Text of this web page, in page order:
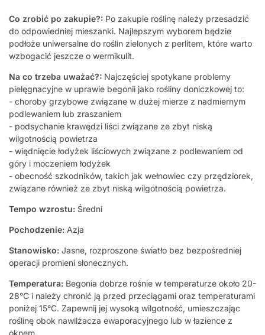
Co zrobić po zakupie?: Po zakupie roślinę należy przesadzić
do odpowiedniej mieszanki. Najlepszym wyborem będzie
podłoże uniwersalne do roślin zielonych z perlitem, które warto
wzbogacić jeszcze o wermikulit.
Na co trzeba uważać?: Najczęściej spotykane problemy
pielęgnacyjne w uprawie begonii jako rośliny doniczkowej to:
- choroby grzybowe związane w dużej mierze z nadmiernym
podlewaniem lub zraszaniem
- podsychanie krawędzi liści związane ze zbyt niską
wilgotnością powietrza
- więdnięcie łodyżek liściowych związane z podlewaniem od
góry i moczeniem łodyżek
- obecność szkodników, takich jak wełnowiec czy przędziorek,
związane również ze zbyt niską wilgotnością powietrza.
Tempo wzrostu: Średni
Pochodzenie: Azja
Stanowisko: Jasne, rozproszone światło bez bezpośredniej
operacji promieni słonecznych.
Temperatura: Begonia dobrze rośnie w temperaturze około 20-
28°C i należy chronić ją przed przeciągami oraz temperaturami
poniżej 15°C. Zapewnij jej wysoką wilgotność, umieszczając
roślinę obok nawilżacza ewaporacyjnego lub w łazience z